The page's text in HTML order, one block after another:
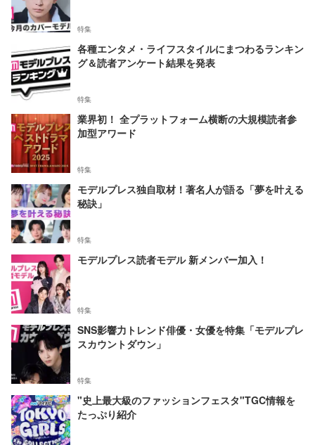
特集
各種エンタメ・ライフスタイルにまつわるランキン
グ＆読者アンケート結果を発表
特集
業界初！ 全プラットフォーム横断の大規模読者参
加型アワード
特集
モデルプレス独自取材！著名人が語る「夢を叶える
秘訣」
特集
モデルプレス読者モデル 新メンバー加入！
特集
SNS影響力トレンド俳優・女優を特集「モデルプレ
スカウントダウン」
特集
"史上最大級のファッションフェスタ"TGC情報を
たっぷり紹介